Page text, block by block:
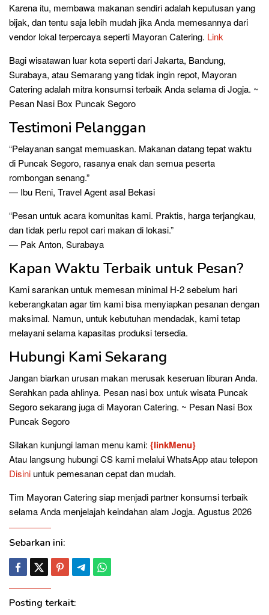
Karena itu, membawa makanan sendiri adalah keputusan yang
bijak, dan tentu saja lebih mudah jika Anda memesannya dari
vendor lokal terpercaya seperti Mayoran Catering. Link
Bagi wisatawan luar kota seperti dari Jakarta, Bandung,
Surabaya, atau Semarang yang tidak ingin repot, Mayoran
Catering adalah mitra konsumsi terbaik Anda selama di Jogja. ~
Pesan Nasi Box Puncak Segoro
Testimoni Pelanggan
“Pelayanan sangat memuaskan. Makanan datang tepat waktu
di Puncak Segoro, rasanya enak dan semua peserta
rombongan senang.”
— Ibu Reni, Travel Agent asal Bekasi
“Pesan untuk acara komunitas kami. Praktis, harga terjangkau,
dan tidak perlu repot cari makan di lokasi.”
— Pak Anton, Surabaya
Kapan Waktu Terbaik untuk Pesan?
Kami sarankan untuk memesan minimal H-2 sebelum hari
keberangkatan agar tim kami bisa menyiapkan pesanan dengan
maksimal. Namun, untuk kebutuhan mendadak, kami tetap
melayani selama kapasitas produksi tersedia.
Hubungi Kami Sekarang
Jangan biarkan urusan makan merusak keseruan liburan Anda.
Serahkan pada ahlinya. Pesan nasi box untuk wisata Puncak
Segoro sekarang juga di Mayoran Catering. ~ Pesan Nasi Box
Puncak Segoro
Silakan kunjungi laman menu kami: {linkMenu}
Atau langsung hubungi CS kami melalui WhatsApp atau telepon
Disini untuk pemesanan cepat dan mudah.
Tim Mayoran Catering siap menjadi partner konsumsi terbaik
selama Anda menjelajah keindahan alam Jogja. Agustus 2026
Sebarkan ini:
Posting terkait: